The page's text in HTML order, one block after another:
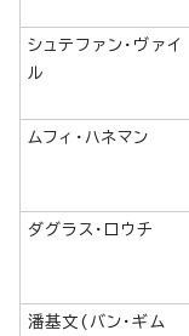
シュテファン・ヴァイ
ル
ムフィ・ハネマン
ダグラス・ロウチ
潘基文(バン・ギム